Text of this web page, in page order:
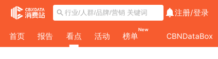
注册/登录
首页 报告 看点 活动 榜单
New
CBNDataBox